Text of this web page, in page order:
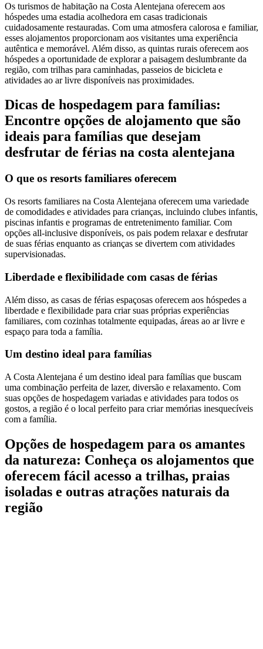
Os turismos de habitação na Costa Alentejana oferecem aos
hóspedes uma estadia acolhedora em casas tradicionais
cuidadosamente restauradas. Com uma atmosfera calorosa e familiar,
esses alojamentos proporcionam aos visitantes uma experiência
autêntica e memorável. Além disso, as quintas rurais oferecem aos
hóspedes a oportunidade de explorar a paisagem deslumbrante da
região, com trilhas para caminhadas, passeios de bicicleta e
atividades ao ar livre disponíveis nas proximidades.
Dicas de hospedagem para famílias:
Encontre opções de alojamento que são
ideais para famílias que desejam
desfrutar de férias na costa alentejana
O que os resorts familiares oferecem
Os resorts familiares na Costa Alentejana oferecem uma variedade
de comodidades e atividades para crianças, incluindo clubes infantis,
piscinas infantis e programas de entretenimento familiar. Com
opções all-inclusive disponíveis, os pais podem relaxar e desfrutar
de suas férias enquanto as crianças se divertem com atividades
supervisionadas.
Liberdade e flexibilidade com casas de férias
Além disso, as casas de férias espaçosas oferecem aos hóspedes a
liberdade e flexibilidade para criar suas próprias experiências
familiares, com cozinhas totalmente equipadas, áreas ao ar livre e
espaço para toda a família.
Um destino ideal para famílias
A Costa Alentejana é um destino ideal para famílias que buscam
uma combinação perfeita de lazer, diversão e relaxamento. Com
suas opções de hospedagem variadas e atividades para todos os
gostos, a região é o local perfeito para criar memórias inesquecíveis
com a família.
Opções de hospedagem para os amantes
da natureza: Conheça os alojamentos que
oferecem fácil acesso a trilhas, praias
isoladas e outras atrações naturais da
região